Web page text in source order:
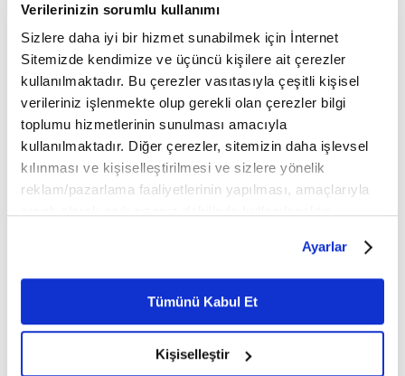
Verilerinizin sorumlu kullanımı
Sizlere daha iyi bir hizmet sunabilmek için İnternet
Sitemizde kendimize ve üçüncü kişilere ait çerezler
kullanılmaktadır. Bu çerezler vasıtasıyla çeşitli kişisel
verileriniz işlenmekte olup gerekli olan çerezler bilgi
toplumu hizmetlerinin sunulması amacıyla
kullanılmaktadır. Diğer çerezler, sitemizin daha işlevsel
kılınması ve kişiselleştirilmesi ve sizlere yönelik
reklam/pazarlama faaliyetlerinin yapılması, amaçlarıyla
belirleyebilirsiniz. Çerezlere ilişkin detaylı bilgi için
Ayarlar butonuna tıklayabilir,Çerez Bilgilendirme
Metnimizi ziyaret edebilirsiniz.
6698 sayılı Kişisel Verilerin Korunması Kanunu uyarınca
okumak ve sitemizi ziyaretiniz kapsamında
Ayarlar
Tümünü Kabul Et
Kişiselleştir
Konya'daki konuşmamda Kur'an-ı Kerim'in perdeli
bir biçimde Masonluktan bahsettiğini dile
getirmiştim. Zira İsra Suresi onların yeryüzünde iki
defa bozgunculuk yapacaklarını anlatırken onların
İsrail'in kuruluş aşamasında ve sonrasında 've
cealnaküm eksere nefira'ifadesiyle iltihaken
taraftar mobilize güçleri olacağını haber verir.
Burada ayet Masonluğu aracı topluluk ve vekalet
Burada geçen nefira ifadesi istinfar ve seferberlik
meselesiyle bağlantılıdır. Lakin nüzulüne müteakip
zamanlarda nasıl kavramlaştırılması gerektiği
yönünde idrakler kilitlidir. Burada ibare Arapça
ama asimetrik bir anlatım boyutu var.